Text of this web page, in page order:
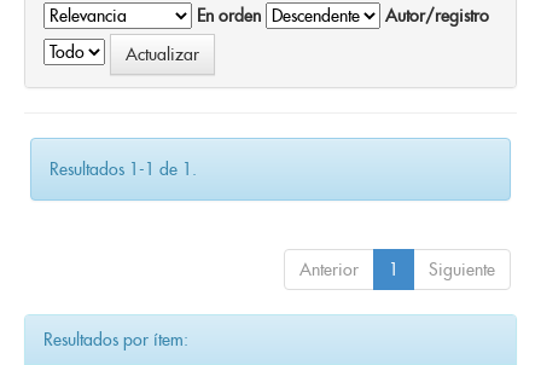
En orden
Autor/registro
Resultados 1-1 de 1.
Anterior 1 Siguiente
Resultados por ítem: